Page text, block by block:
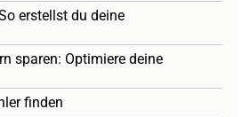
erstellst du deine
sparen: Optimiere deine
finden